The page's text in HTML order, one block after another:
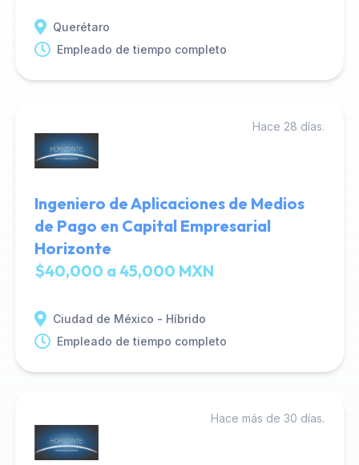
Querétaro
Empleado de tiempo completo
Hace 28 días.
Ingeniero de Aplicaciones de Medios
de Pago en Capital Empresarial
Horizonte
$40,000 a 45,000 MXN
Ciudad de México - Híbrido
Empleado de tiempo completo
Hace más de 30 días.